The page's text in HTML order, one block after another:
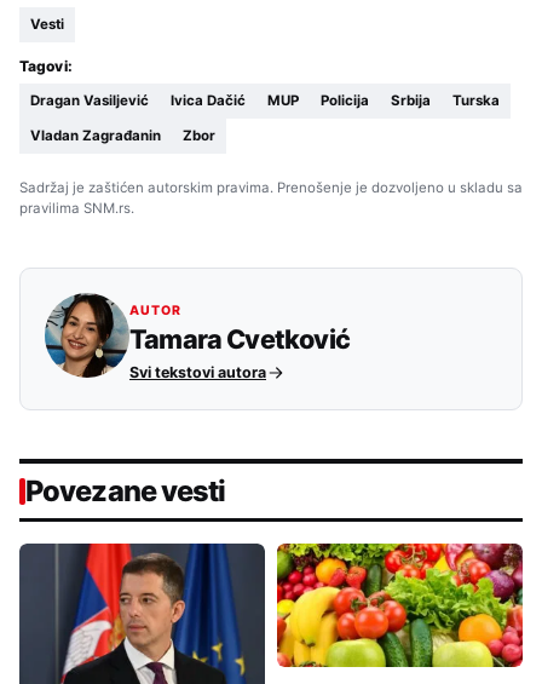
Vesti
Tagovi:
Dragan Vasiljević Ivica Dačić MUP Policija Srbija Turska
Vladan Zagrađanin Zbor
Sadržaj je zaštićen autorskim pravima. Prenošenje je dozvoljeno u skladu sa
pravilima SNM.rs.
AUTOR
Tamara Cvetković
Svi tekstovi autora
Povezane vesti